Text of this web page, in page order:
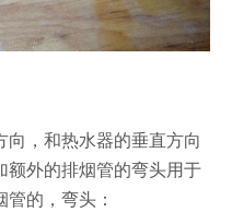
，和热水器的垂直方向
额外的排烟管的弯头用于
的，弯头：